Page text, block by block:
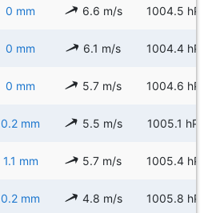
0 mm 6.6 m/s 1004.5 hPa
0 mm 6.1 m/s 1004.4 hPa
0 mm 5.7 m/s 1004.6 hPa
0.2 mm 5.5 m/s 1005.1 hPa
1.1 mm 5.7 m/s 1005.4 hPa
0.2 mm 4.8 m/s 1005.8 hPa